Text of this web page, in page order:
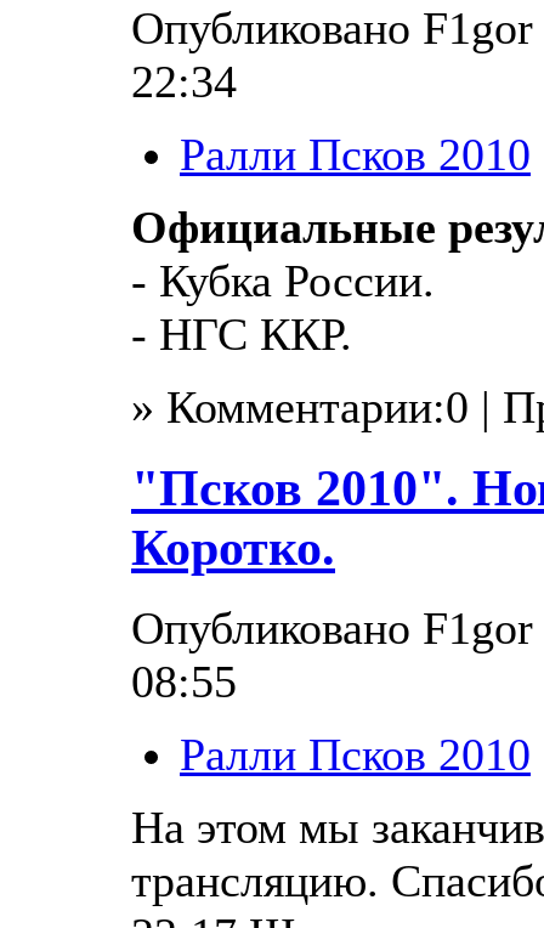
Опубликовано
22:34
Ралли Псков 2010
Официальные
- Кубка России.
- НГС ККР.
» Комментарии:0 |
"Псков 2010".
Коротко.
Опубликовано
08:55
Ралли Псков 2010
На этом мы
трансляцию.